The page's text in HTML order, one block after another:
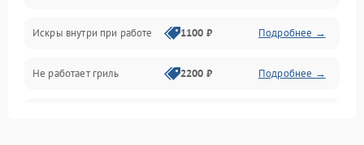
Программное обеспечение
Искры внутри при работе 1100 ₽ Подробнее →
Не работает гриль 2200 ₽ Подробнее →